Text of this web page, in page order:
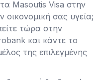
Masoutis Visa στην
οικονομική σας υγεία;
τώρα στην
και κάντε το
της επιλεγμένης